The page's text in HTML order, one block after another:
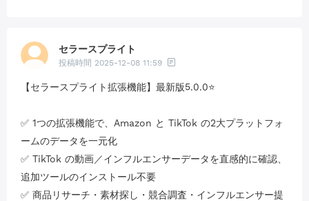
セラースプライト
投稿時間 2025-12-08 11:59
【セラースプライト拡張機能】最新版5.0.0⭐
✅ 1つの拡張機能で、Amazon と TikTok の2大プラットフォ
ームのデータを一元化
✅ TikTok の動画／インフルエンサーデータを直感的に確認、
追加ツールのインストール不要
✅ 商品リサーチ・素材探し・競合調査・インフルエンサー提